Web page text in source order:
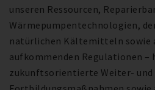
unseren Ressourcen,
Wärmepumpentechnologien,
natürlichen Kältemitteln sowie
aufkommenden Regulationen –
zukunftsorientierte Weiter- und